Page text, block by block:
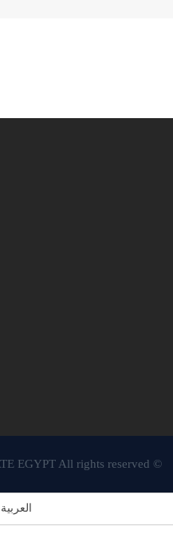
© CLIMATE EGYPT All rights reserved.
العربية